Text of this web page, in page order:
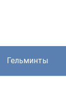
Гельминты